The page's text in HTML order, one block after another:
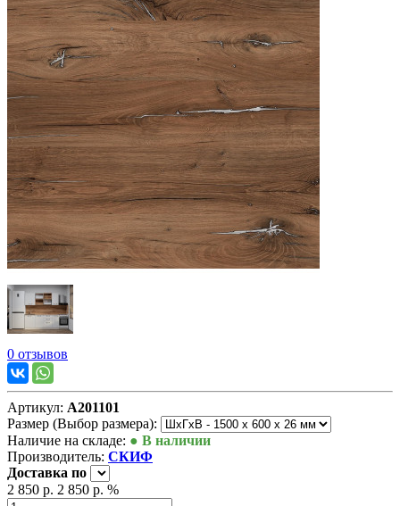
0 отзывов
Артикул: А201101
Размер (Выбор размера):
Наличие на складе: ● В наличии
Производитель: СКИФ
Доставка по
2 850 р. 2 850 р. %